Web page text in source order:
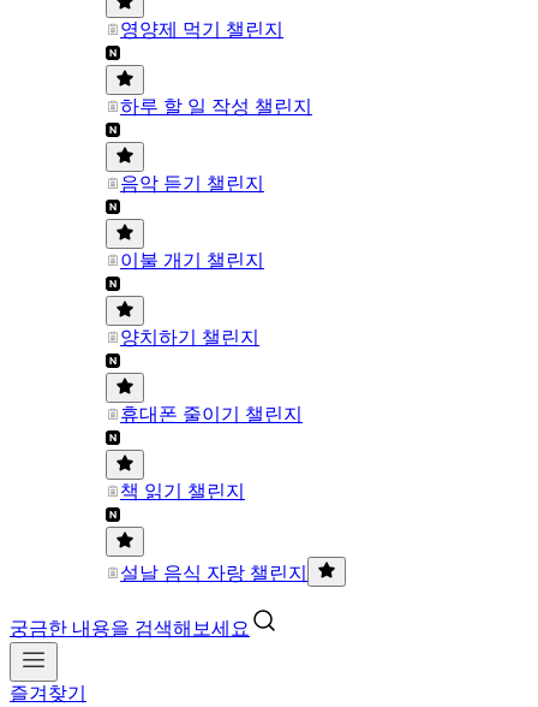
영양제 먹기 챌린지
하루 할 일 작성 챌린지
음악 듣기 챌린지
이불 개기 챌린지
양치하기 챌린지
휴대폰 줄이기 챌린지
책 읽기 챌린지
설날 음식 자랑 챌린지
궁금한 내용을 검색해보세요
즐겨찾기